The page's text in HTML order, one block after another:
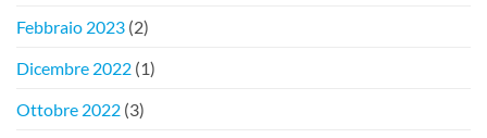
Febbraio 2023 (2)
Dicembre 2022 (1)
Ottobre 2022 (3)